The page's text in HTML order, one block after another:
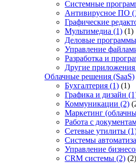
Системные
Антивирусное ПО
Графические
Мультимедиа (1) (1)
Деловые программы
Управление
Разработка и
Другие приложения
Облачные решения (SaaS)
Бухгалтерия (1) (1)
Графика и дизайн
Коммуникации (2)
Маркетинг
Работа с
Сетевые утилиты
Системы
Управление
CRM системы (2) (2)